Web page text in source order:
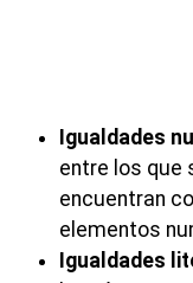
Igualdades
entre los que
encuentran
elementos
Igualdades